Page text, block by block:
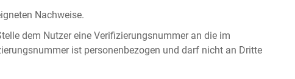
Nachweise.
dem Nutzer eine Verifizierungsnummer an die im
ist personenbezogen und darf nicht an Dritte